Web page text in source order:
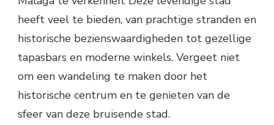
heeft veel te bieden, van prachtige stranden en
historische bezienswaardigheden tot gezellige
tapasbars en moderne winkels. Vergeet niet
om een wandeling te maken door het
historische centrum en te genieten van de
sfeer van deze bruisende stad.